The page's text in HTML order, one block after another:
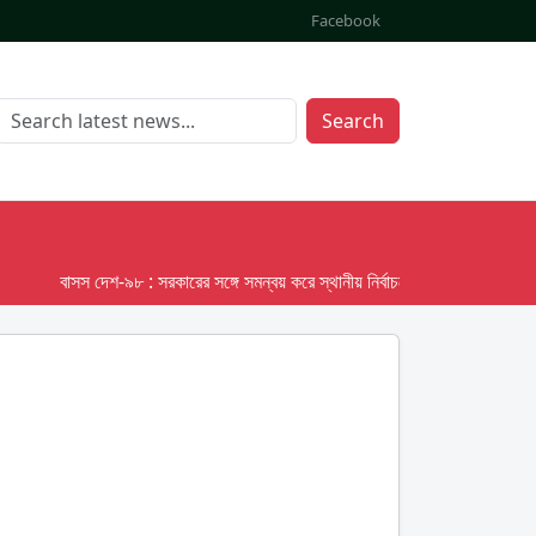
Facebook
Search
বাসস দেশ-৯৮ : সরকারের সঙ্গে সমন্বয় করে স্থানীয় নির্বাচনের তফসিল দেবে ইসি;